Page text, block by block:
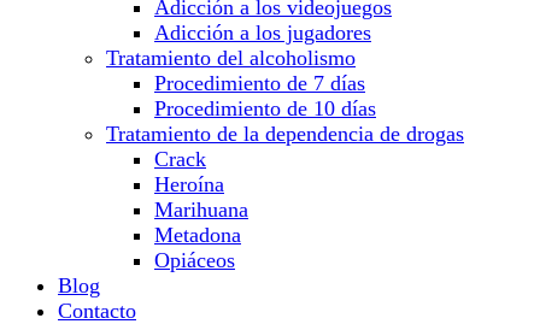
Adicción a los videojuegos
Adicción a los jugadores
Tratamiento del alcoholismo
Procedimiento de 7 días
Procedimiento de 10 días
Tratamiento de la dependencia de drogas
Crack
Heroína
Marihuana
Metadona
Opiáceos
Blog
Contacto